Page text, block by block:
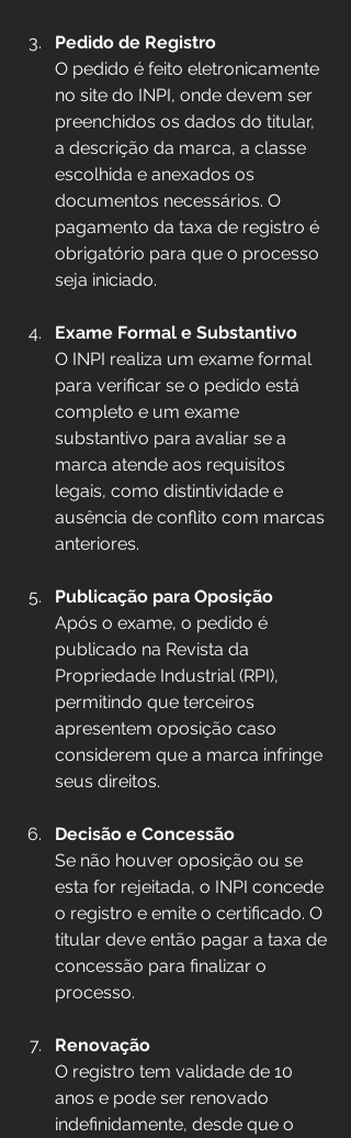
Pedido de Registro
O pedido é feito eletronicamente
no site do INPI, onde devem ser
preenchidos os dados do titular,
a descrição da marca, a classe
escolhida e anexados os
documentos necessários. O
pagamento da taxa de registro é
obrigatório para que o processo
seja iniciado.
Exame Formal e Substantivo
O INPI realiza um exame formal
para verificar se o pedido está
completo e um exame
substantivo para avaliar se a
marca atende aos requisitos
legais, como distintividade e
ausência de conflito com marcas
anteriores.
Publicação para Oposição
Após o exame, o pedido é
publicado na Revista da
Propriedade Industrial (RPI),
permitindo que terceiros
apresentem oposição caso
considerem que a marca infringe
seus direitos.
Decisão e Concessão
Se não houver oposição ou se
esta for rejeitada, o INPI concede
o registro e emite o certificado. O
titular deve então pagar a taxa de
concessão para finalizar o
processo.
Renovação
O registro tem validade de 10
anos e pode ser renovado
indefinidamente, desde que o